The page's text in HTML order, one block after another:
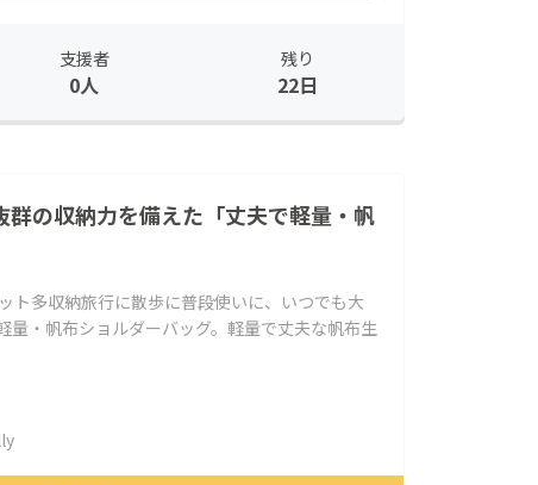
支援者
0人
残り
22日
の収納力を備えた「丈夫で軽量・帆
ト多収納旅行に散歩に普段使いに、いつでも大
量・帆布ショルダーバッグ。軽量で丈夫な帆布生